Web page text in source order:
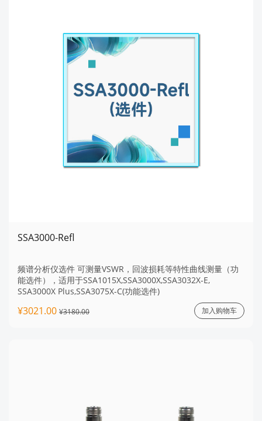
SSA3000-Refl
频谱分析仪选件 可测量VSWR，回波损耗等特性曲线测量（功
能选件），适用于SSA1015X,SSA3000X,SSA3032X-E,
SSA3000X Plus,SSA3075X-C(功能选件)
¥3021.00 ¥3180.00 加入购物车